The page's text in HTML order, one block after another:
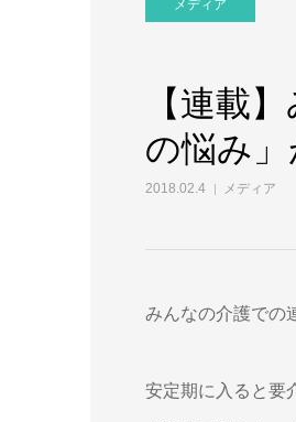
メディア
【連載
の悩み
2018.02.4 メディア
みんなの介護での
安定期に入ると要